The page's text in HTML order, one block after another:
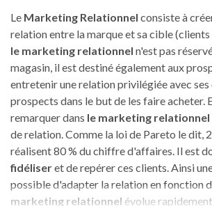
Le Marketing Relationnel consiste à
relation entre la marque et sa cible
le marketing relationnel n'est pas
magasin, il est destiné également aux
entretenir une relation privilégiée avec
prospects dans le but de les faire acheter.
remarquer dans le marketing relationnel
de relation. Comme la loi de Pareto le dit,
réalisent 80 % du chiffre d'affaires. Il est
fidéliseret de repérer ces clients. Ainsi
possible d'adapter la relation en fonction
marketing relationnel évolue